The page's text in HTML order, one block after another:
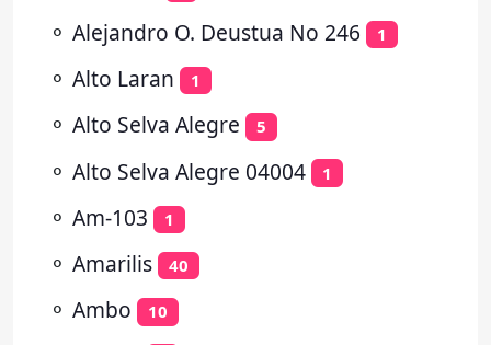
⚬ Alejandro O. Deustua No 246 1
⚬ Alto Laran 1
⚬ Alto Selva Alegre 5
⚬ Alto Selva Alegre 04004 1
⚬ Am-103 1
⚬ Amarilis 40
⚬ Ambo 10